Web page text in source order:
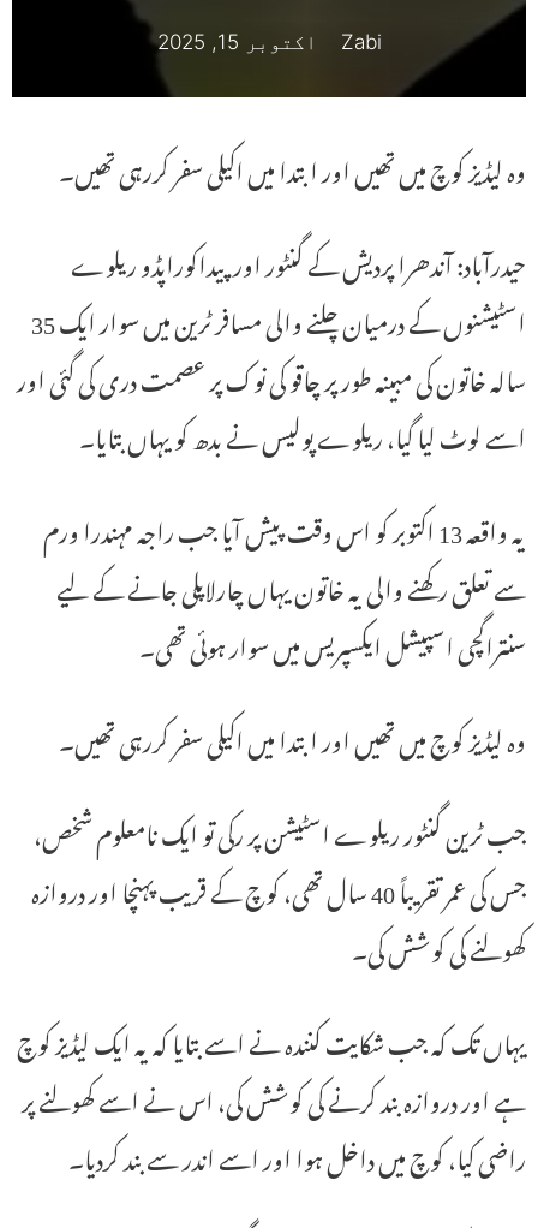
Zabi اکتوبر 15, 2025
وہ لیڈیز کوچ میں تھیں اور ابتدا میں اکیلی سفر کررہی تھیں۔
حیدرآباد: آندھرا پردیش کے گنٹور اور پیداکوراپڈو ریلوے
اسٹیشنوں کے درمیان چلنے والی مسافر ٹرین میں سوار ایک 35
سالہ خاتون کی مبینہ طور پر چاقو کی نوک پر عصمت دری کی گئی اور
اسے لوٹ لیا گیا، ریلوے پولیس نے بدھ کو یہاں بتایا۔
یہ واقعہ 13 اکتوبر کو اس وقت پیش آیا جب راجہ مہندرا ورم
سے تعلق رکھنے والی یہ خاتون یہاں چارلاپلی جانے کے لیے
سنتراگچی اسپیشل ایکسپریس میں سوار ہوئی تھی۔
وہ لیڈیز کوچ میں تھیں اور ابتدا میں اکیلی سفر کررہی تھیں۔
جب ٹرین گنٹور ریلوے اسٹیشن پر رکی تو ایک نامعلوم شخص،
جس کی عمر تقریباً 40 سال تھی، کوچ کے قریب پہنچا اور دروازہ
کھولنے کی کوشش کی۔
یہاں تک کہ جب شکایت کنندہ نے اسے بتایا کہ یہ ایک لیڈیز کوچ
ہے اور دروازہ بند کرنے کی کوشش کی، اس نے اسے کھولنے پر
راضی کیا، کوچ میں داخل ہوا اور اسے اندر سے بند کردیا۔